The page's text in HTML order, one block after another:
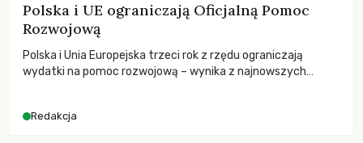
Polska i UE ograniczają Oficjalną Pomoc
Rozwojową
Polska i Unia Europejska trzeci rok z rzędu ograniczają
wydatki na pomoc rozwojową – wynika z najnowszych
odnotowano największe tąpnięcie ODA w historii. Jakie będą
Redakcja